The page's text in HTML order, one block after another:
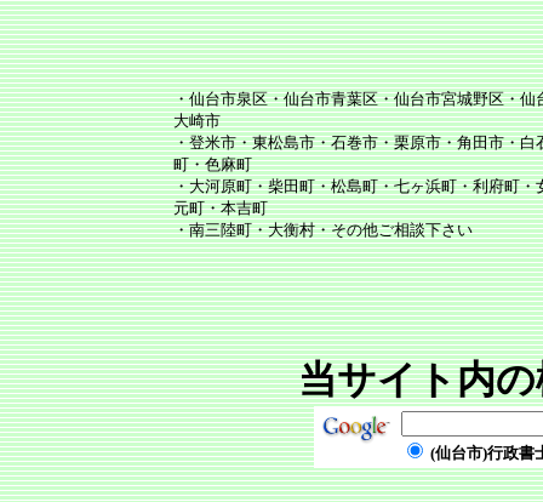
・仙台市泉区・仙台市青葉区・仙台市宮城野区・仙
大崎市
・登米市・東松島市・石巻市・栗原市・角田市・
町・色麻町
・大河原町・柴田町・松島町・七ヶ浜町・利府町
元町・本吉町
・南三陸町・大衡村・その他ご相談下さい
当サイト内
(仙台市)行政書